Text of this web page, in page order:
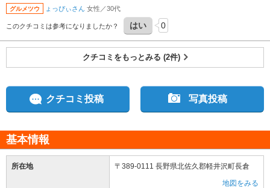
グルメツウ ょっぴぃさん 女性／30代
このクチコミは参考になりましたか？ はい 0
クチコミをもっとみる (2件)
クチコミ投稿 写真投稿
基本情報
所在地
〒389-0111 長野県北佐久郡軽井沢町長倉
地図をみる